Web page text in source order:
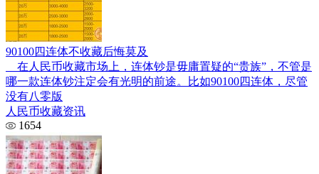
90100四连体不收藏后悔莫及
在人民币收藏市场上，连体钞是毋庸置疑的“贵族”，不管是
哪一款连体钞注定会有光明的前途。比如90100四连体，尽管
没有八零版
人民币收藏资讯
1654